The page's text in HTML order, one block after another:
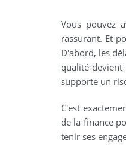
Vous pouvez
rassurant. Et
D'abord, les
qualité
supporte un
C'est
de la finance
tenir ses